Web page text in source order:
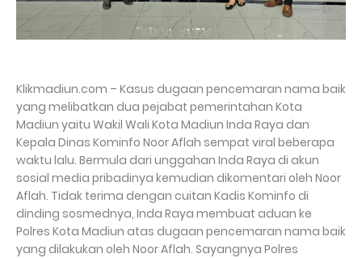
Klikmadiun.com – Kasus dugaan pencemaran nama baik
yang melibatkan dua pejabat pemerintahan Kota
Madiun yaitu Wakil Wali Kota Madiun Inda Raya dan
Kepala Dinas Kominfo Noor Aflah sempat viral beberapa
waktu lalu. Bermula dari unggahan Inda Raya di akun
sosial media pribadinya kemudian dikomentari oleh Noor
Aflah. Tidak terima dengan cuitan Kadis Kominfo di
dinding sosmednya, Inda Raya membuat aduan ke
Polres Kota Madiun atas dugaan pencemaran nama baik
yang dilakukan oleh Noor Aflah. Sayangnya Polres